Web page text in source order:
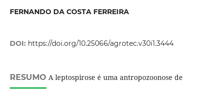
FERNANDO DA COSTA FERREIRA
DOI: https://doi.org/10.25066/agrotec.v30i1.3444
RESUMO A leptospirose é uma antropozoonose de